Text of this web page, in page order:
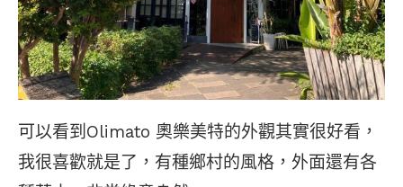
可以看到Olimato 奧樂美特的外觀其實很好看，
我很喜歡就是了，有種鄉村的風格，外面還有各